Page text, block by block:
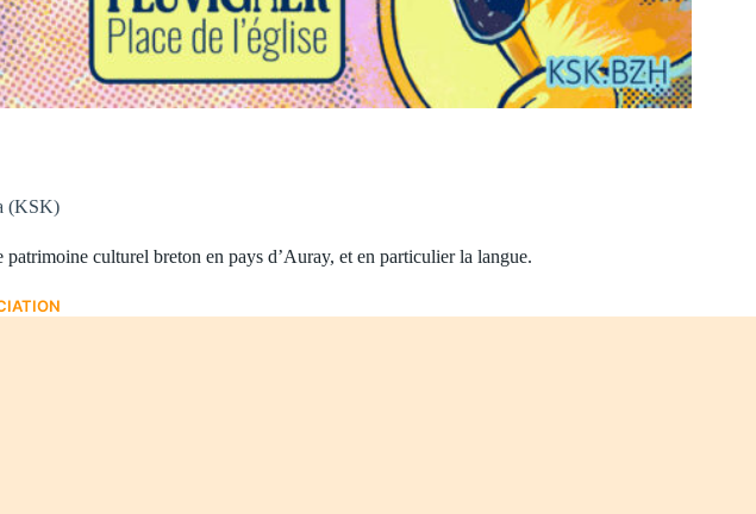
(KSK)
culturel breton en pays d’Auray, et en particulier la langue.